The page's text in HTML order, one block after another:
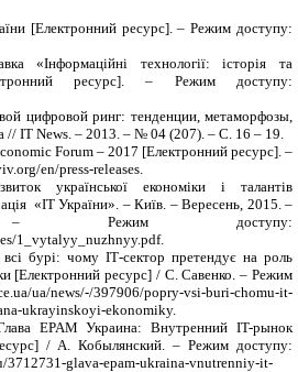
[Електронний ресурс]. – Режим доступу:
«Інформаційні технології: історія та
ресурс] . – Режим доступу:
цифровой ринг: тенденции, метаморфозы,
IT News. – 2013. – № 04 (207). – С. 16 – 19.
Forum– 2017 [Електронний ресурс]. –
en/press-releases.
української економіки і талантів
«ІТ України». – Київ. – Вересень, 2015. –
доступу:
1_vytalyy_nuzhnyy.pdf.
бурі: чому ІТ-сектор претендує на роль
[Електронний ресурс] / С. Савенко. – Режим
ua/news/-/397906/popry-vsi-buri-chomu-it-
ukrayinskoyi-ekonomiky.
EPAMУкраина: Внутренний IT-рынок
] / А. Кобылянский.
– Режим доступу:
glava-epam-ukraina-vnutrenniy-it-